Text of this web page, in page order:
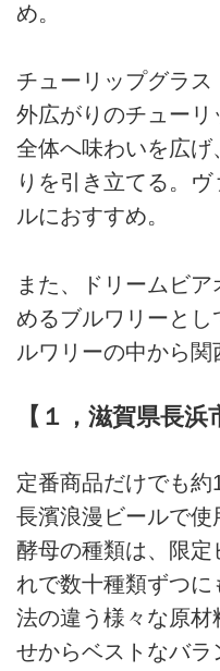
め。
チューリップグラス
外広がりのチューリ
全体へ味わいを広
りを引き立てる。
ルにおすすめ。
また、ドリームビ
めるブルワリーと
ルワリーの中から関
【１，滋賀県長浜
定番商品だけでも約
長濱浪漫ビールで使
酵母の種類は、限
れで数十種類ずつ
法の違う様々な原
せからベストなバ